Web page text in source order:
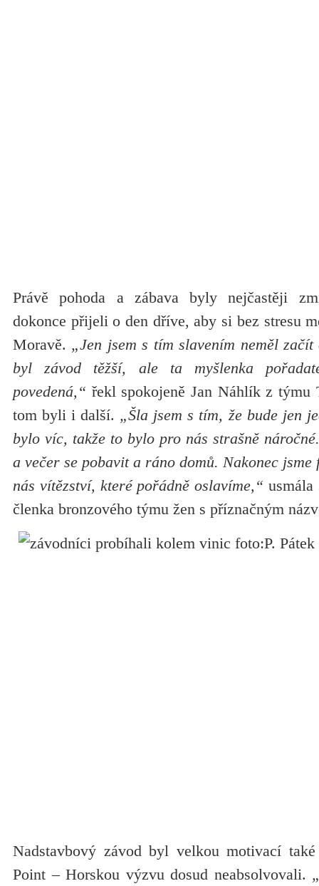
Právě pohoda a zábava byly nejčastěji
dokonce přijeli o den dříve, aby si bez stresu
Moravě. „Jen jsem s tím slavením neměl
byl závod těžší, ale ta myšlenka
povedená,“ řekl spokojeně Jan Náhlík z týmu
tom byli i další. „Šla jsem s tím, že bude jen
bylo víc, takže to bylo pro nás strašně
a večer se pobavit a ráno domů. Nakonec jsme
nás vítězství, které pořádně oslavíme,“ usmála
členka bronzového týmu žen s příznačným
Nadstavbový závod byl velkou motivací
Point – Horskou výzvu dosud neabsolvovali.